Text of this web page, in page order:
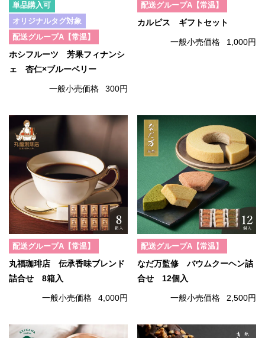
単品購入可
オリジナルタグ対象
配送グループA【常温】
ホシフルーツ 芳果フィナンシ
ェ 杏仁×ブルーベリー
一般小売価格 300円
配送グループA【常温】
カルピス ギフトセット
一般小売価格 1,000円
配送グループA【常温】
丸福珈琲店 伝承香味ブレンド
詰合せ 8箱入
一般小売価格 4,000円
配送グループA【常温】
なだ万監修 バウムクーヘン詰
合せ 12個入
一般小売価格 2,500円